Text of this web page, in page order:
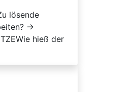
lösende
→
hieß der